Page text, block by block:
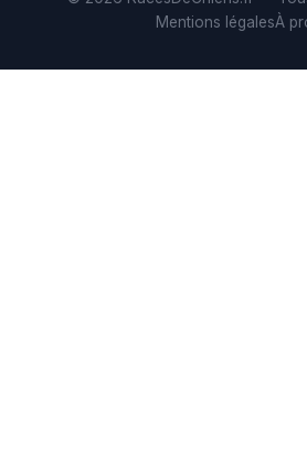
Mentions légalesÀ